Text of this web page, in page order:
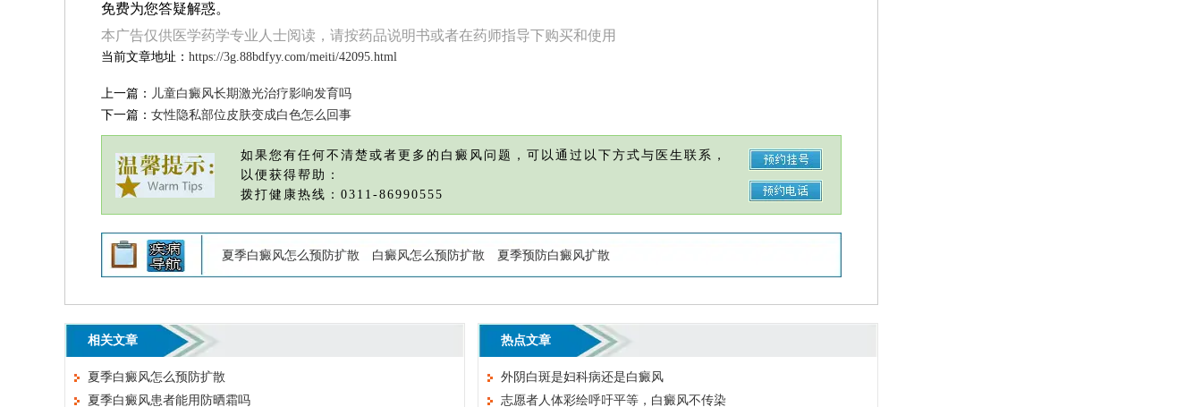
免费为您答疑解惑。
本广告仅供医学药学专业人士阅读，请按药品说明书或者在药师指导下购买和使用
当前文章地址： https://3g.88bdfyy.com/meiti/42095.html
上一篇： 儿童白癜风长期激光治疗影响发育吗
下一篇： 女性隐私部位皮肤变成白色怎么回事
如果您有任何不清楚或者更多的白癜风问题，可以通过以下方式与医生联系，
以便获得帮助：
拨打健康热线：0311-86990555
夏季白癜风怎么预防扩散 白癜风怎么预防扩散 夏季预防白癜风扩散
相关文章
夏季白癜风怎么预防扩散
夏季白癜风患者能用防晒霜吗
热点文章
外阴白斑是妇科病还是白癜风
志愿者人体彩绘呼吁平等，白癜风不传染